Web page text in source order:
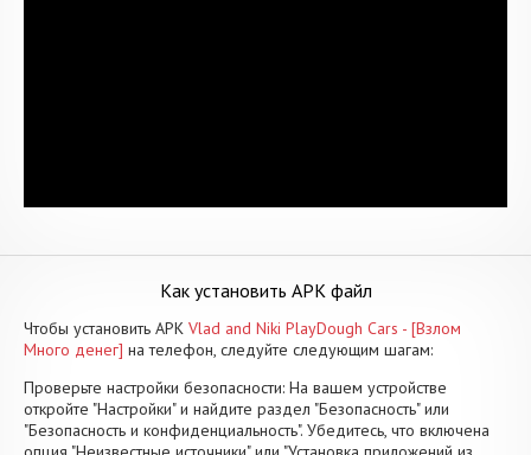
Как установить APK файл
Чтобы установить APK Vlad and Niki PlayDough Cars - [Взлом
Много денег] на телефон, следуйте следующим шагам:
Проверьте настройки безопасности: На вашем устройстве
откройте "Настройки" и найдите раздел "Безопасность" или
"Безопасность и конфиденциальность". Убедитесь, что включена